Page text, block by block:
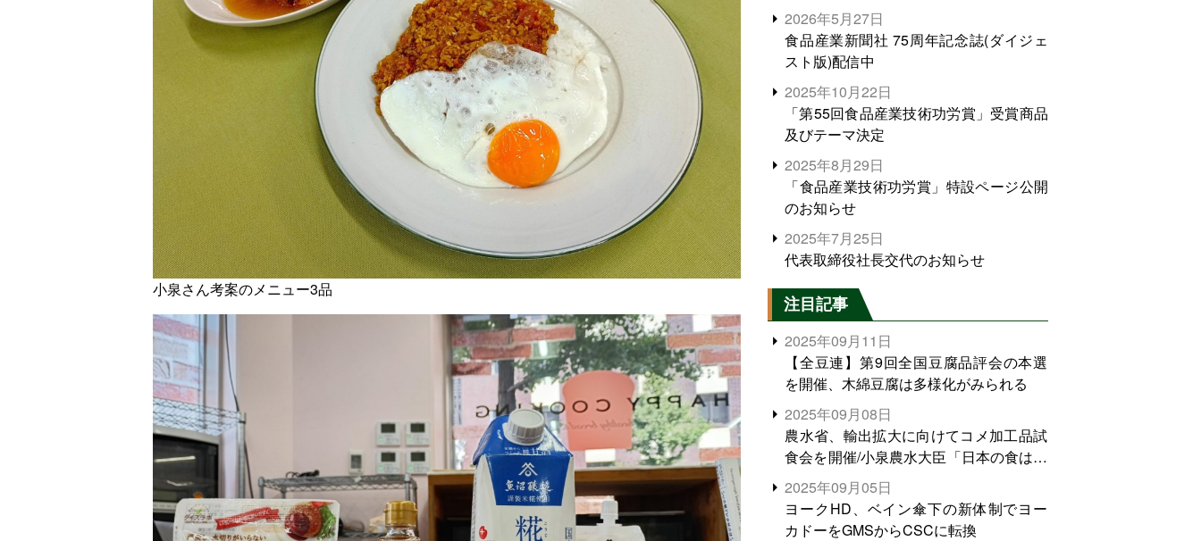
小泉さん考案のメニュー3品
2026年5月27日
食品産業新聞社 75周年記念誌(ダイジェ
スト版)配信中
2025年10月22日
「第55回食品産業技術功労賞」受賞商品
及びテーマ決定
2025年8月29日
「食品産業技術功労賞」特設ページ公開
のお知らせ
2025年7月25日
代表取締役社長交代のお知らせ
注目記事
2025年09月11日
【全豆連】第9回全国豆腐品評会の本選
を開催、木綿豆腐は多様化がみられる
2025年09月08日
農水省、輸出拡大に向けてコメ加工品試
食会を開催/小泉農水大臣「日本の食は世
界でトップをとれる。米増産に向けて、
米輸出需要の拡大を」
2025年09月05日
ヨークHD、ベイン傘下の新体制でヨー
カドーをGMSからCSCに転換